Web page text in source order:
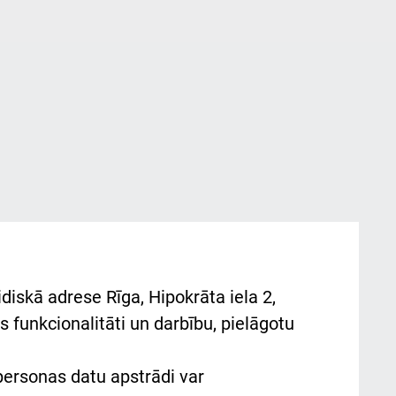
adrese Rīga, Hipokrāta iela 2,
funkcionalitāti un darbību, pielāgotu
datu apstrādi var